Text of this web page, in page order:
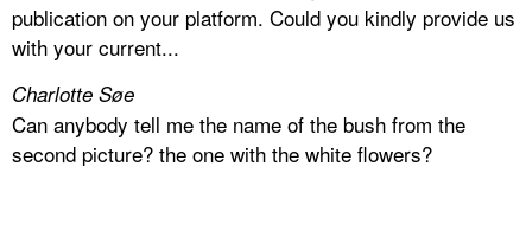
publication on your platform. Could you kindly provide us
with your current...
Charlotte Søe
Can anybody tell me the name of the bush from the
second picture? the one with the white flowers?